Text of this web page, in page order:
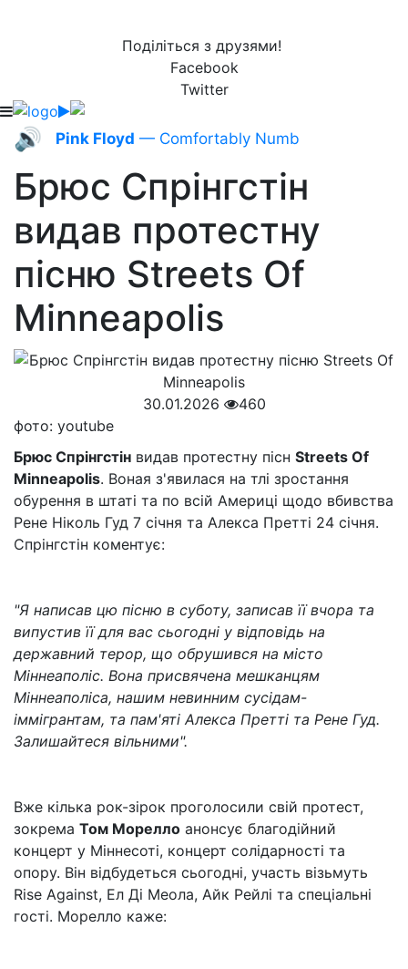
Поділіться з друзями!
Facebook
Twitter
🔊 Pink Floyd — Comfortably Numb
Брюс Спрінгстін
видав протестну
пісню Streets Of
Minneapolis
30.01.2026
460
фото: youtube
Брюс Спрінгстін видав протестну пісн Streets Of
Minneapolis. Воная з'явилася на тлі зростання
обурення в штаті та по всій Америці щодо вбивства
Рене Ніколь Гуд 7 січня та Алекса Претті 24 січня.
Спрінгстін коментує:
"Я написав цю пісню в суботу, записав її вчора та
випустив її для вас сьогодні у відповідь на
державний терор, що обрушився на місто
Міннеаполіс. Вона присвячена мешканцям
Міннеаполіса, нашим невинним сусідам-
іммігрантам, та пам'яті Алекса Претті та Рене Гуд.
Залишайтеся вільними".
Вже кілька рок-зірок проголосили свій протест,
зокрема Том Морелло анонсує благодійний
концерт у Міннесоті, концерт солідарності та
опору. Він відбудеться сьогодні, участь візьмуть
Rise Against, Ел Ді Меола, Айк Рейлі та спеціальні
гості. Морелло каже: